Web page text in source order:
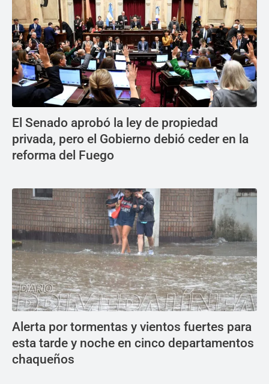
El Senado aprobó la ley de propiedad
privada, pero el Gobierno debió ceder en la
reforma del Fuego
Alerta por tormentas y vientos fuertes para
esta tarde y noche en cinco departamentos
chaqueños